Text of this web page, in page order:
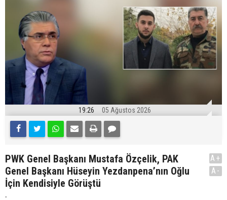
19:26 05 Ağustos 2026
PWK Genel Başkanı Mustafa Özçelik, PAK
Genel Başkanı Hüseyin Yezdanpena’nın Oğlu
İçin Kendisiyle Görüştü
.
A+
A-